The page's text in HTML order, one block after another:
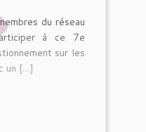
du réseau
à ce 7e
sur les
un […]